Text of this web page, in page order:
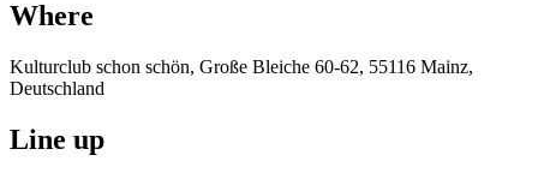
Where
Kulturclub schon schön, Große Bleiche 60-62, 55116 Mainz,
Deutschland
Line up